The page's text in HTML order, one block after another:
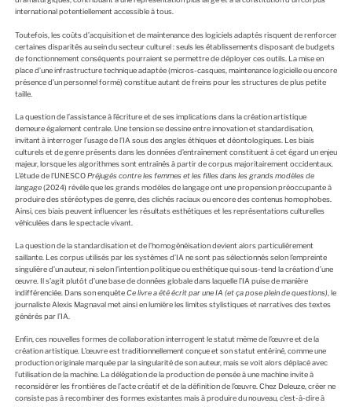
international potentiellement accessible à tous.
Toutefois, les coûts d’acquisition et de maintenance des logiciels adaptés risquent de renforcer
certaines disparités au sein du secteur culturel : seuls les établissements disposant de budgets
de fonctionnement conséquents pourraient se permettre de déployer ces outils. La mise en
place d’une infrastructure technique adaptée (micros-casques, maintenance logicielle ou encore
présence d’un personnel formé) constitue autant de freins pour les structures de plus petite
taille.
La question de l’assistance à l’écriture et de ses implications dans la création artistique
demeure également centrale. Une tension se dessine entre innovation et standardisation,
invitant à interroger l’usage de l’IA sous des angles éthiques et déontologiques. Les biais
culturels et de genre présents dans les données d’entraînement constituent à cet égard un enjeu
majeur, lorsque les algorithmes sont entraînés à partir de corpus majoritairement occidentaux.
L’étude de l’UNESCOPréjugés contre les femmes et les filles dans les grands modèles de
langage(2024) révèle que les grands modèles de langage ont une propension préoccupante à
produire des stéréotypes de genre, des clichés raciaux ou encore des contenus homophobes.
Ainsi, ces biais peuvent influencer les résultats esthétiques et les représentations culturelles
véhiculées dans le spectacle vivant.
La question de la standardisation et de l’homogénéisation devient alors particulièrement
saillante. Les corpus utilisés par les systèmes d’IA ne sont pas sélectionnés selon l’empreinte
singulière d’un auteur, ni selon l’intention politique ou esthétique qui sous-tend la création d’une
œuvre. Il s’agit plutôt d’une base de données globale dans laquelle l’IA puise de manière
indifférenciée. Dans son enquêteCe livre a été écrit par une IA (et ça pose plein de questions) , le
journaliste Alexis Magnaval met ainsi en lumière les limites stylistiques et narratives des textes
générés par l’IA.
Enfin, ces nouvelles formes de collaboration interrogent le statut même de l’œuvre et de la
création artistique. L’œuvre est traditionnellement conçue et son statut entériné, comme une
production originale marquée par la singularité de son auteur, mais se voit alors déplacé avec
l’utilisation de la machine. La délégation de la production de pensée à une machine invite à
reconsidérer les frontières de l’acte créatif et de la définition de l’œuvre. Chez Deleuze, créer ne
consiste pas à recombiner des formes existantes mais à produire du nouveau, c’est-à-dire à